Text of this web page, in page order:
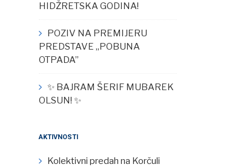
HIDŽRETSKA GODINA!
POZIV NA PREMIJERU
PREDSTAVE „POBUNA
OTPADA”
✨ BAJRAM ŠERIF MUBAREK
OLSUN! ✨
AKTIVNOSTI
Kolektivni predah na Korčuli